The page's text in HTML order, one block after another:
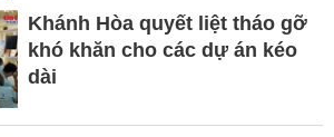
Khánh Hòa quyết liệt tháo gỡ
khó khăn cho các dự án kéo
dài